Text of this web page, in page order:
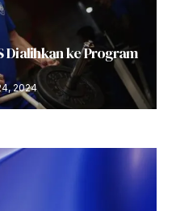
Dialihkan ke Program
2024